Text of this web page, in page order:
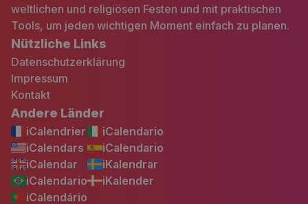
weltlichen und religiösen Festen und mit praktischen
Tools, um jeden wichtigen Moment einfach zu planen.
Nützliche Links
Datenschutzerklärung
Impressum
Kontakt
Andere Länder
iCalendrier
iCalendars
iCalendar
iCalendario
iCalendário
iCalendario
iCalendario
iKalendrar
iKalender